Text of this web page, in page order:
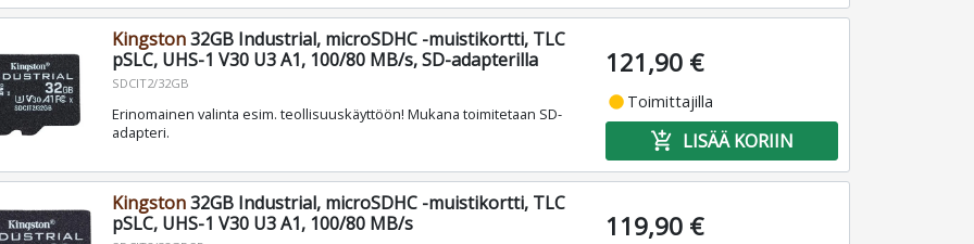
Kingston32GB Industrial, microSDHC -muistikortti, TLC
pSLC, UHS-1 V30 U3 A1, 100/80 MB/s, SD-adapterilla
SDCIT2/32GB
Erinomainen valinta esim. teollisuuskäyttöön! Mukana toimitetaan SD-
adapteri.
121,90 €
fiber_manual_record Toimittajilla
add_shopping_cart LISÄÄ KORIIN
Kingston32GB Industrial, microSDHC -muistikortti, TLC
pSLC, UHS-1 V30 U3 A1, 100/80 MB/s
119,90 €